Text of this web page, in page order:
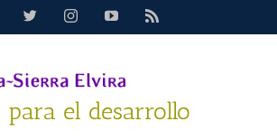
FacebookTwitterInstagramYouTubeRss
para el desarrollo